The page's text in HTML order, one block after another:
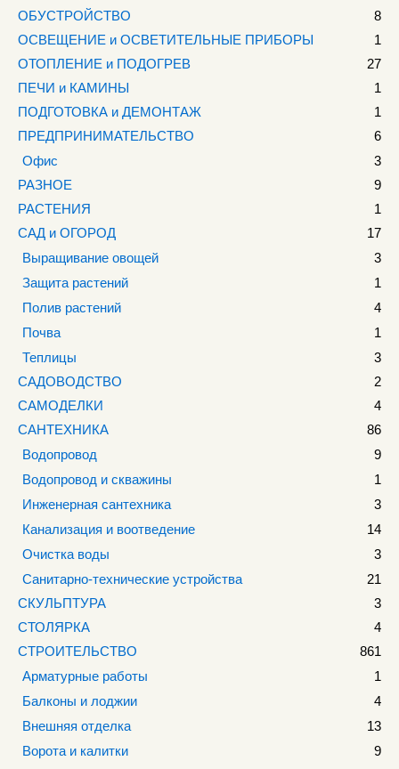
ОБУСТРОЙСТВО
8
ОСВЕЩЕНИЕ и ОСВЕТИТЕЛЬНЫЕ ПРИБОРЫ
1
ОТОПЛЕНИЕ и ПОДОГРЕВ
27
ПЕЧИ и КАМИНЫ
1
ПОДГОТОВКА и ДЕМОНТАЖ
1
ПРЕДПРИНИМАТЕЛЬСТВО
6
Офис
3
РАЗНОЕ
9
РАСТЕНИЯ
1
САД и ОГОРОД
17
Выращивание овощей
3
Защита растений
1
Полив растений
4
Почва
1
Теплицы
3
САДОВОДСТВО
2
САМОДЕЛКИ
4
САНТЕХНИКА
86
Водопровод
9
Водопровод и скважины
1
Инженерная сантехника
3
Канализация и воотведение
14
Очистка воды
3
Санитарно-технические устройства
21
СКУЛЬПТУРА
3
СТОЛЯРКА
4
СТРОИТЕЛЬСТВО
861
Арматурные работы
1
Балконы и лоджии
4
Внешняя отделка
13
Ворота и калитки
9